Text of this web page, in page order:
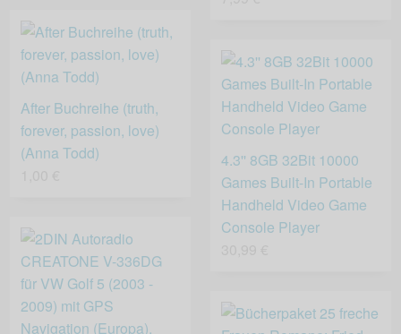
After Buchreihe (truth,
forever, passion, love)
(Anna Todd)
4.3'' 8GB 32Bit 10000
Games Built-In Portable
Handheld Video Game
Console Player